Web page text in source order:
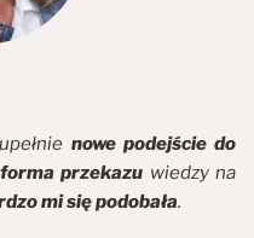
nowe podejście do
forma przekazu wiedzy na
mi się podobała.